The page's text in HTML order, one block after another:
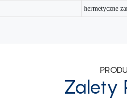
hermetyczne
Zalety